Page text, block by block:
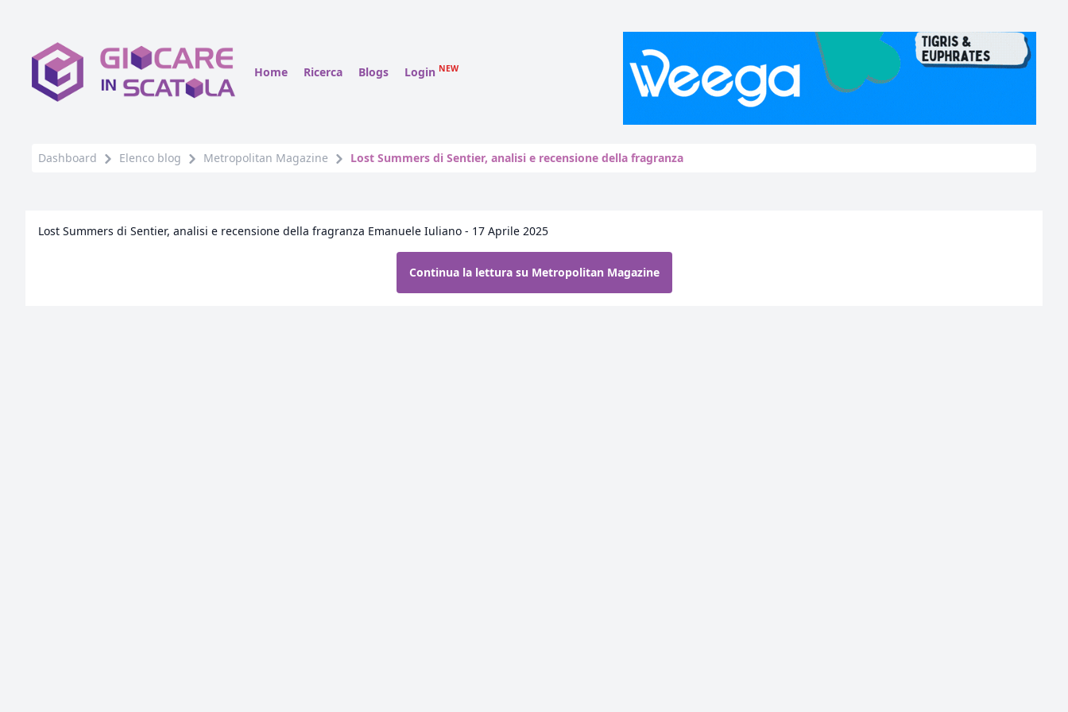
Home Ricerca Blogs Login NEW
Dashboard Elenco blog Metropolitan Magazine Lost Summers di Sentier, analisi e recensione della fragranza
Lost Summers di Sentier, analisi e recensione della fragranza Emanuele Iuliano - 17 Aprile 2025
Continua la lettura su Metropolitan Magazine